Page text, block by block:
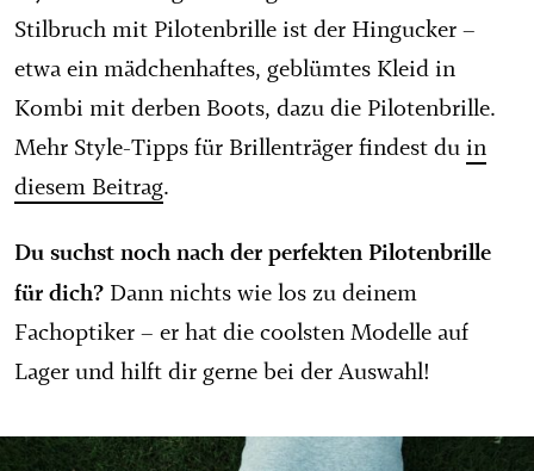
Stilbruch mit Pilotenbrille ist der Hingucker –
etwa ein mädchenhaftes, geblümtes Kleid in
Kombi mit derben Boots, dazu die Pilotenbrille.
Mehr Style-Tipps für Brillenträger findest du in
diesem Beitrag.
Du suchst noch nach der perfekten Pilotenbrille
für dich? Dann nichts wie los zu deinem
Fachoptiker – er hat die coolsten Modelle auf
Lager und hilft dir gerne bei der Auswahl!